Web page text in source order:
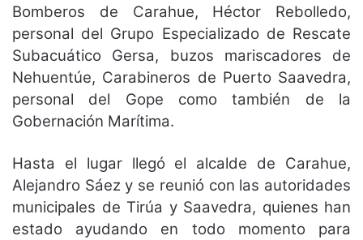
Bomberos de Carahue, Héctor Rebolledo,
personal del Grupo Especializado de Rescate
Subacuático Gersa, buzos mariscadores de
Nehuentúe, Carabineros de Puerto Saavedra,
personal del Gope como también de la
Gobernación Marítima.
Hasta el lugar llegó el alcalde de Carahue,
Alejandro Sáez y se reunió con las autoridades
municipales de Tirúa y Saavedra, quienes han
estado ayudando en todo momento para